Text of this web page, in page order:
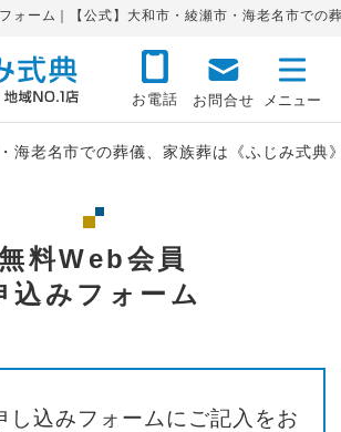
ォーム｜【公式】大和市・綾瀬市・海老名市での
お電話 お問合せ
海老名市での葬儀、家族葬は《ふじみ式典
料Web会員
込みフォーム
し込みフォームにご記入をお